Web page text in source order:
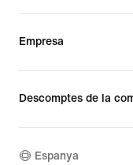
Empresa
Descomptes de la
Espanya